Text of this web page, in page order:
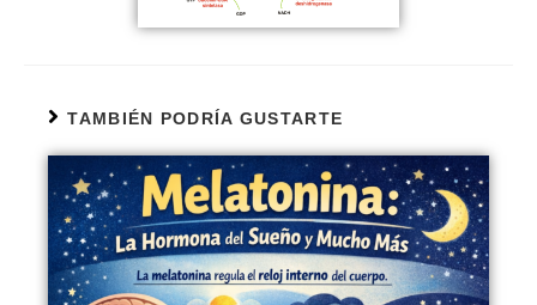
TAMBIÉN PODRÍA GUSTARTE